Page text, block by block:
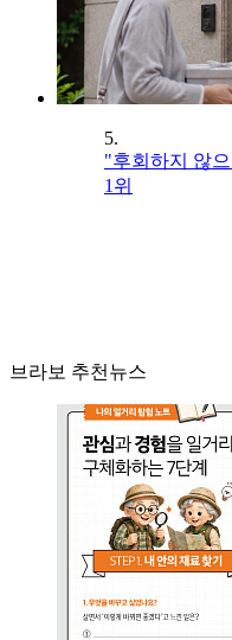
5.
"후회하지 않
1위
브라보 추천뉴스